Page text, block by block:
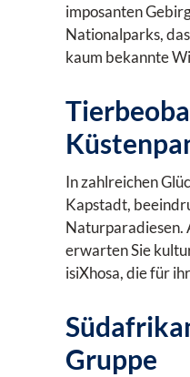
imposanten
Nationalparks,
kaum bekannte
In zahlreichen
Kapstadt,
Naturparadiesen.
erwarten Sie
isiXhosa, die für
Gruppe